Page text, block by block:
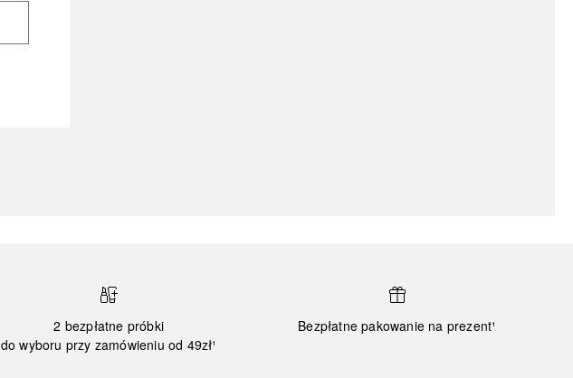
2 bezpłatne próbki
do wyboru przy zamówieniu od 49zł¹
Bezpłatne pakowanie na prezent¹